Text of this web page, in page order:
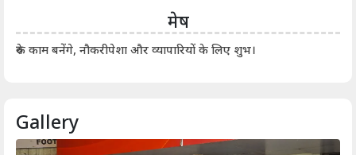
मेष
रुके काम बनेंगे, नौकरीपेशा और व्यापारियों के लिए शुभ।
Gallery